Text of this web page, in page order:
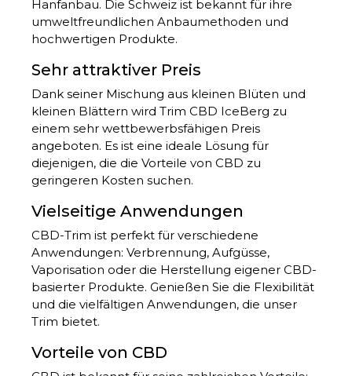
Hanfanbau. Die Schweiz ist bekannt für ihre
umweltfreundlichen Anbaumethoden und
hochwertigen Produkte.
Sehr attraktiver Preis
Dank seiner Mischung aus kleinen Blüten und
kleinen Blättern wird Trim CBD IceBerg zu
einem sehr wettbewerbsfähigen Preis
angeboten. Es ist eine ideale Lösung für
diejenigen, die die Vorteile von CBD zu
geringeren Kosten suchen.
Vielseitige Anwendungen
CBD-Trim ist perfekt für verschiedene
Anwendungen: Verbrennung, Aufgüsse,
Vaporisation oder die Herstellung eigener CBD-
basierter Produkte. Genießen Sie die Flexibilität
und die vielfältigen Anwendungen, die unser
Trim bietet.
Vorteile von CBD